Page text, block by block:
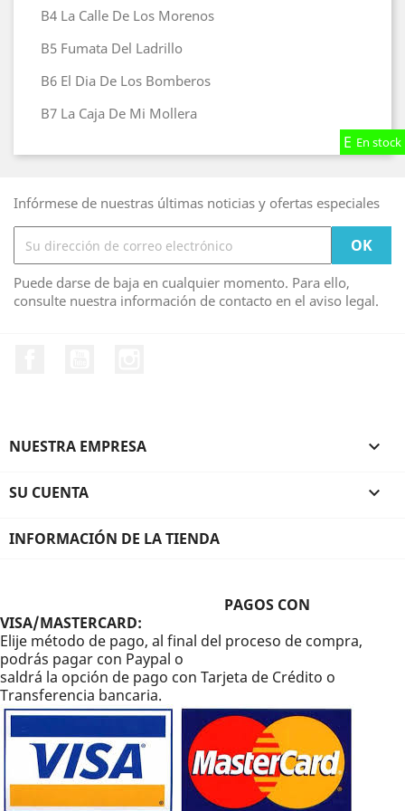
En stock
En stock
En stock
B4 La Calle De Los Morenos
B5 Fumata Del Ladrillo
B6 El Dia De Los Bomberos
B7 La Caja De Mi Mollera
Infórmese de nuestras últimas noticias y ofertas especiales
Puede darse de baja en cualquier momento. Para ello,
consulte nuestra información de contacto en el aviso legal.
NUESTRA EMPRESA 
SU CUENTA 
INFORMACIÓN DE LA TIENDA
PAGOS CON
VISA/MASTERCARD:
Elije método de pago, al final del proceso de compra,
podrás pagar con Paypal o
saldrá la opción de pago con Tarjeta de Crédito o
Transferencia bancaria.